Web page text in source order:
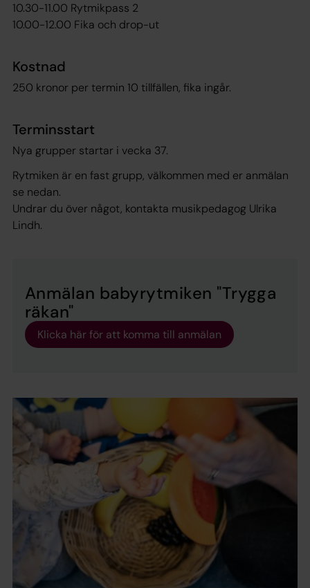
10.30-11.00 Rytmikpass 2
10.00-12.00 Fika och drop-ut
Kostnad
250 kronor per termin 10 tillfällen, fika ingår.
Terminsstart
Nya grupper startar i vecka 37.
Rytmiken är en fast grupp, välkommen med er anmälan
se nedan.
Undrar du över något, kontakta musikpedagog Ulrika
Lindh.
Anmälan babyrytmiken "Trygga
räkan"
Klicka här för att komma till anmälan